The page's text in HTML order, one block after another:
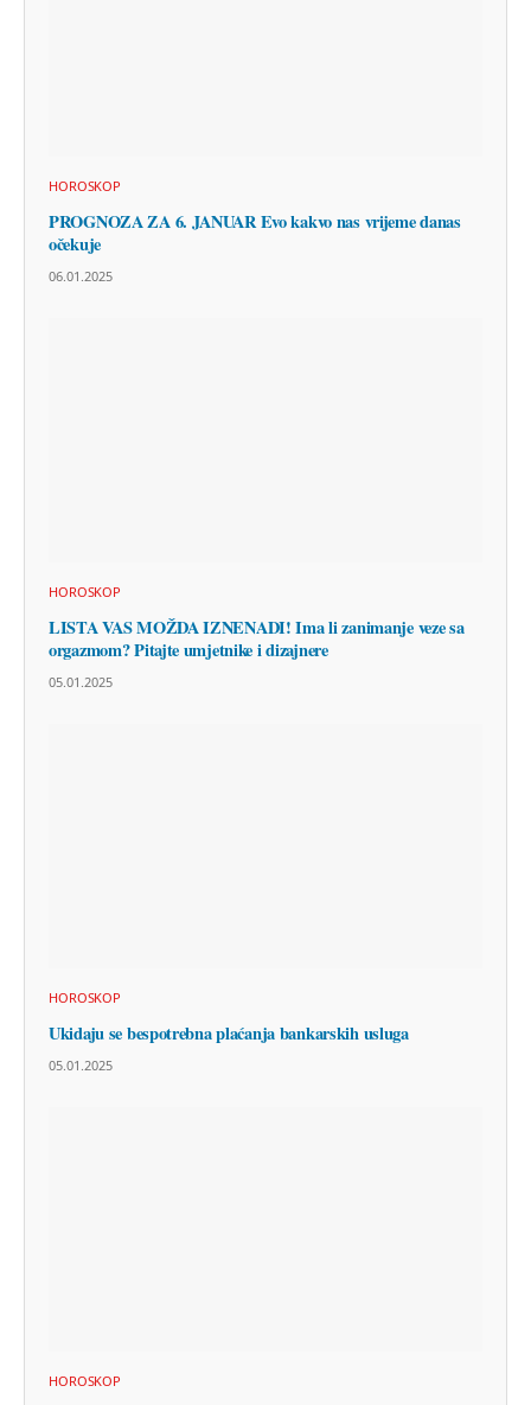
HOROSKOP
PROGNOZA ZA 6. JANUAR Evo kakvo nas vrijeme danas
očekuje
06.01.2025
HOROSKOP
LISTA VAS MOŽDA IZNENADI! Ima li zanimanje veze sa
orgazmom? Pitajte umjetnike i dizajnere
05.01.2025
HOROSKOP
Ukidaju se bespotrebna plaćanja bankarskih usluga
05.01.2025
HOROSKOP